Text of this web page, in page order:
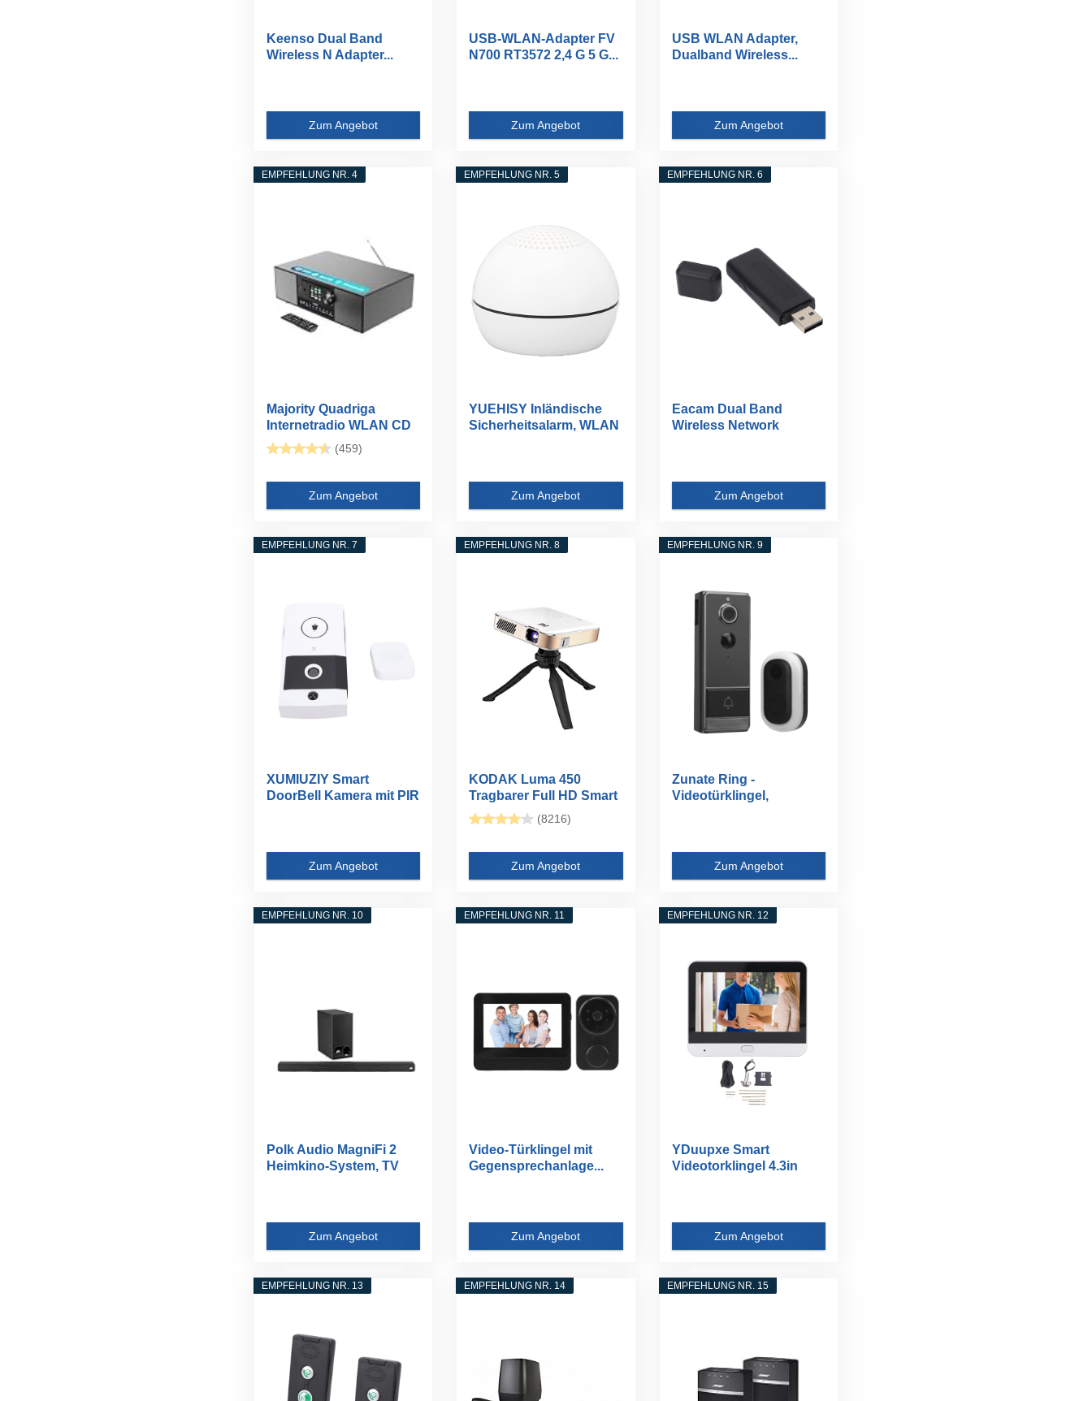
Keenso Dual Band
Wireless N Adapter...
Zum Angebot
USB-WLAN-Adapter FV
N700 RT3572 2,4 G 5 G...
Zum Angebot
USB WLAN Adapter,
Dualband Wireless...
Zum Angebot
EMPFEHLUNG NR. 4
Majority Quadriga
Internetradio WLAN CD
Player...
(459)
Zum Angebot
EMPFEHLUNG NR. 5
YUEHISY Inländische
Sicherheitsalarm, WLAN
Zum Angebot
EMPFEHLUNG NR. 6
Eacam Dual Band
Wireless Network
Zum Angebot
EMPFEHLUNG NR. 7
XUMIUZIY Smart
DoorBell Kamera mit PIR
Zum Angebot
EMPFEHLUNG NR. 8
KODAK Luma 450
Tragbarer Full HD Smart
Projektor...
(8216)
Zum Angebot
EMPFEHLUNG NR. 9
Zunate Ring -
Videotürklingel,
Zum Angebot
EMPFEHLUNG NR. 10
Polk Audio MagniFi 2
Heimkino-System, TV
Zum Angebot
EMPFEHLUNG NR. 11
Video-Türklingel mit
Gegensprechanlage...
Zum Angebot
EMPFEHLUNG NR. 12
YDuupxe Smart
Videotorklingel 4.3in
Zum Angebot
EMPFEHLUNG NR. 13 EMPFEHLUNG NR. 14 EMPFEHLUNG NR. 15